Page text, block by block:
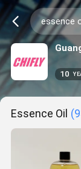
10
Essence Oil